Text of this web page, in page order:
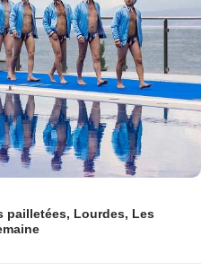
pailletées, Lourdes, Les